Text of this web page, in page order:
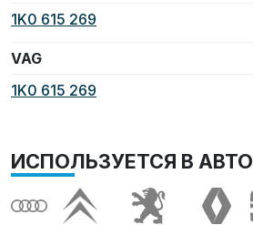
1K0 615 269
VAG
1K0 615 269
ИСПОЛЬЗУЕТСЯ В АВТО